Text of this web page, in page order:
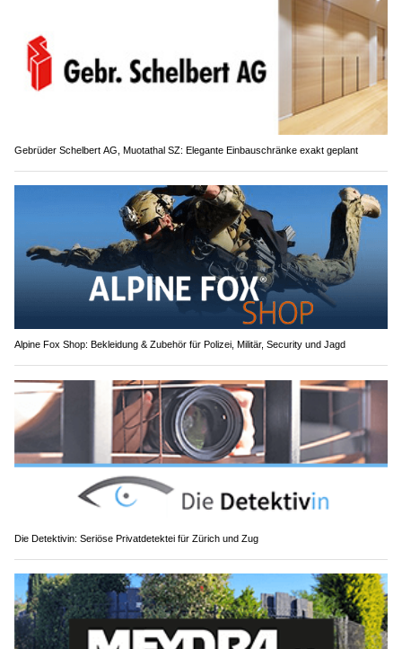
Gebrüder Schelbert AG, Muotathal SZ: Elegante Einbauschränke exakt geplant
Alpine Fox Shop: Bekleidung & Zubehör für Polizei, Militär, Security und Jagd
Die Detektivin: Seriöse Privatdetektei für Zürich und Zug